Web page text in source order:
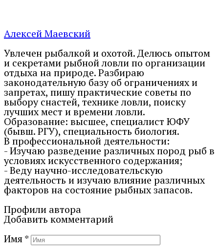
Алексей Маевский
Увлечен рыбалкой и охотой. Делюсь опытом
и секретами рыбной ловли по организации
отдыха на природе. Разбираю
законодательную базу об ограничениях и
запретах, пишу практические советы по
выбору снастей, технике ловли, поиску
лучших мест и времени ловли.
Образование: высшее, специалист ЮФУ
(бывш. РГУ), специальность биология.
В профессиональной деятельности:
- Изучаю разведение различных пород рыб в
условиях искусственного содержания;
- Веду научно-исследовательскую
деятельность и изучаю влияние различных
факторов на состояние рыбных запасов.
Профили автора
Добавить комментарий
Имя*